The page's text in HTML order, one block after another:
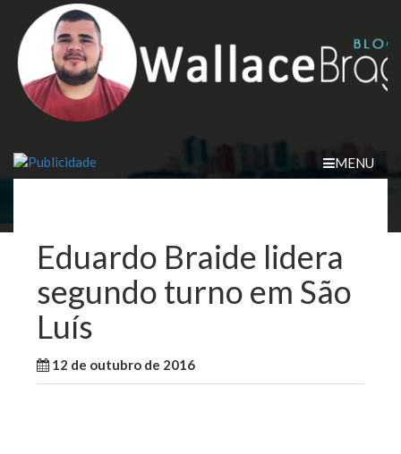
content
MENU
Eduardo Braide lidera
segundo turno em São
Luís
12 de outubro de 2016